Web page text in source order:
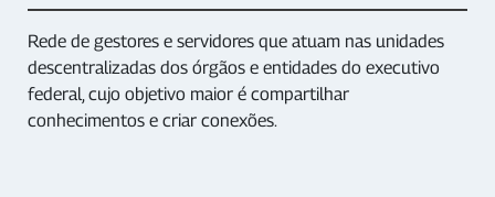
Rede de gestores e servidores que atuam nas unidades
descentralizadas dos órgãos e entidades do executivo
federal, cujo objetivo maior é compartilhar
conhecimentos e criar conexões.